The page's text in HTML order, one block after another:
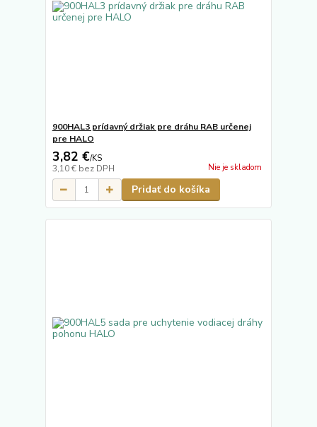
900HAL3 prídavný držiak pre dráhu RAB určenej
pre HALO
3,82 €/KS
3,10 € bez DPH Nie je skladom
Pridať do košíka